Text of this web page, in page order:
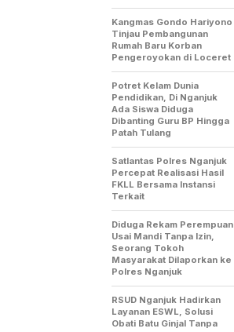
Kangmas Gondo Hariyono
Tinjau Pembangunan
Rumah Baru Korban
Pengeroyokan di Loceret
Potret Kelam Dunia
Pendidikan, Di Nganjuk
Ada Siswa Diduga
Dibanting Guru BP Hingga
Patah Tulang
Satlantas Polres Nganjuk
Percepat Realisasi Hasil
FKLL Bersama Instansi
Terkait
Diduga Rekam Perempuan
Usai Mandi Tanpa Izin,
Seorang Tokoh
Masyarakat Dilaporkan ke
Polres Nganjuk
RSUD Nganjuk Hadirkan
Layanan ESWL, Solusi
Obati Batu Ginjal Tanpa